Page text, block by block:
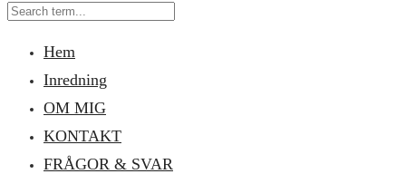
Hem
Inredning
OM MIG
KONTAKT
FRÅGOR & SVAR